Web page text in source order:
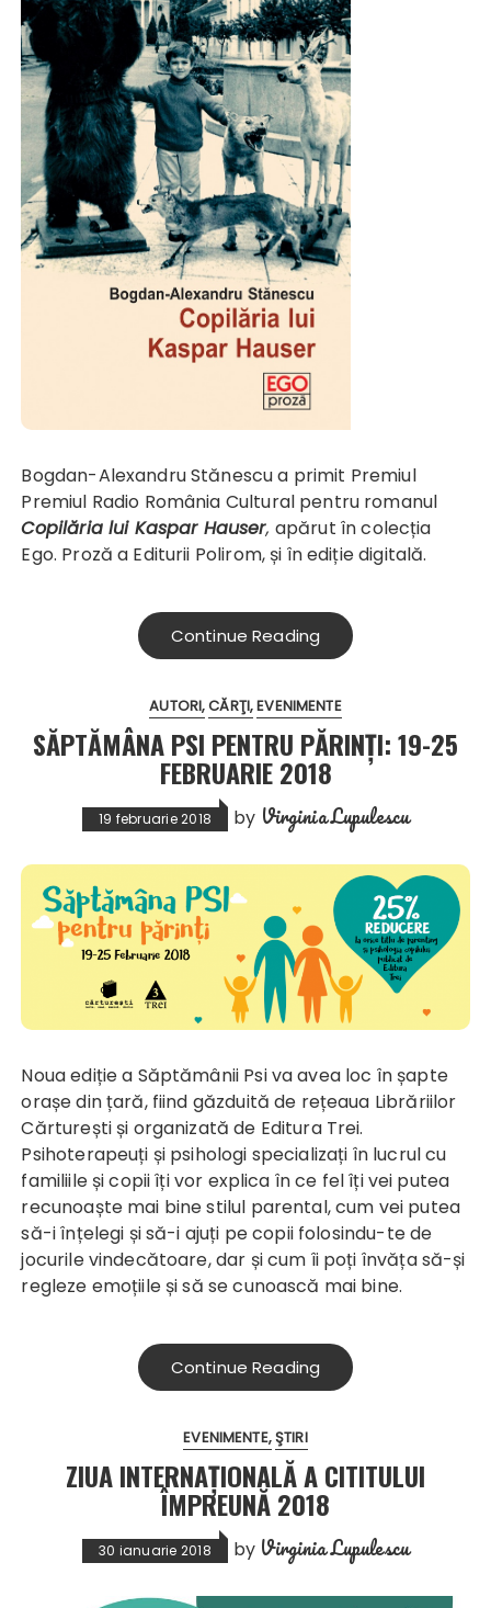
Bogdan-Alexandru Stănescu a primit Premiul
Premiul Radio România Cultural pentru romanul
Copilăria lui Kaspar Hauser, apărut în colecția
Ego. Proză a Editurii Polirom, și în ediție digitală.
Continue Reading
AUTORI CĂRŢI EVENIMENTE
SĂPTĂMÂNA PSI PENTRU PĂRINȚI: 19-25
FEBRUARIE 2018
19 februarie 2018 by Virginia Lupulescu
Noua ediție a Săptămânii Psi va avea loc în șapte
orașe din țară, fiind găzduită de rețeaua Librăriilor
Cărturești și organizată de Editura Trei.
Psihoterapeuți și psihologi specializați în lucrul cu
familiile și copii îți vor explica în ce fel îți vei putea
recunoaște mai bine stilul parental, cum vei putea
să-i înțelegi și să-i ajuți pe copii folosindu-te de
jocurile vindecătoare, dar și cum îi poți învăța să-și
regleze emoțiile și să se cunoască mai bine.
Continue Reading
EVENIMENTE ŞTIRI
ZIUA INTERNAŢIONALĂ A CITITULUI
ÎMPREUNĂ 2018
30 ianuarie 2018 by Virginia Lupulescu